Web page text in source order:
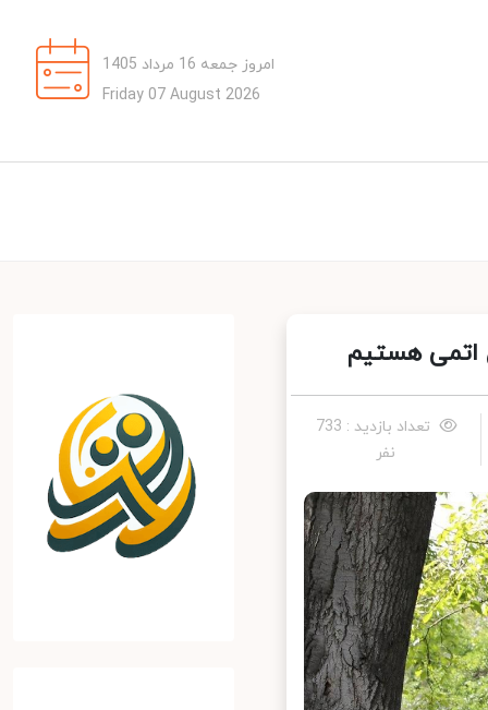
امروز جمعه 16 مرداد 1405
Friday 07 August 2026
اتمی هستیم
تعداد بازدید : 733
نفر